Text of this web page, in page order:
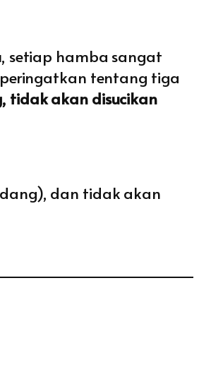
setiap hamba sangat
tentang tiga
tidak akan disucikan
dan tidak akan